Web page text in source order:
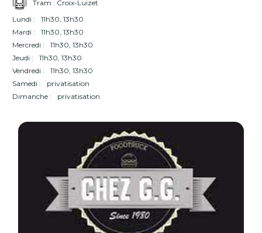
Tram : Croix-Luizet
Lundi :
11h30, 13h30
Mardi :
11h30, 13h30
Mercredi :
11h30, 13h30
Jeudi :
11h30, 13h30
Vendredi :
11h30, 13h30
Samedi :
privatisation
Dimanche :
privatisation